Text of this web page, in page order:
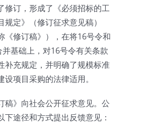
修订，形成了《必须招标的工
规定》（修订征求意见稿）
《修订稿》），在将16号令和
基础上，对16号令有关条款
补充规定，并明确了规模标准
设项目采购的法律适用。
稿》向社会公开征求意见。公
下途径和方式提出反馈意见：